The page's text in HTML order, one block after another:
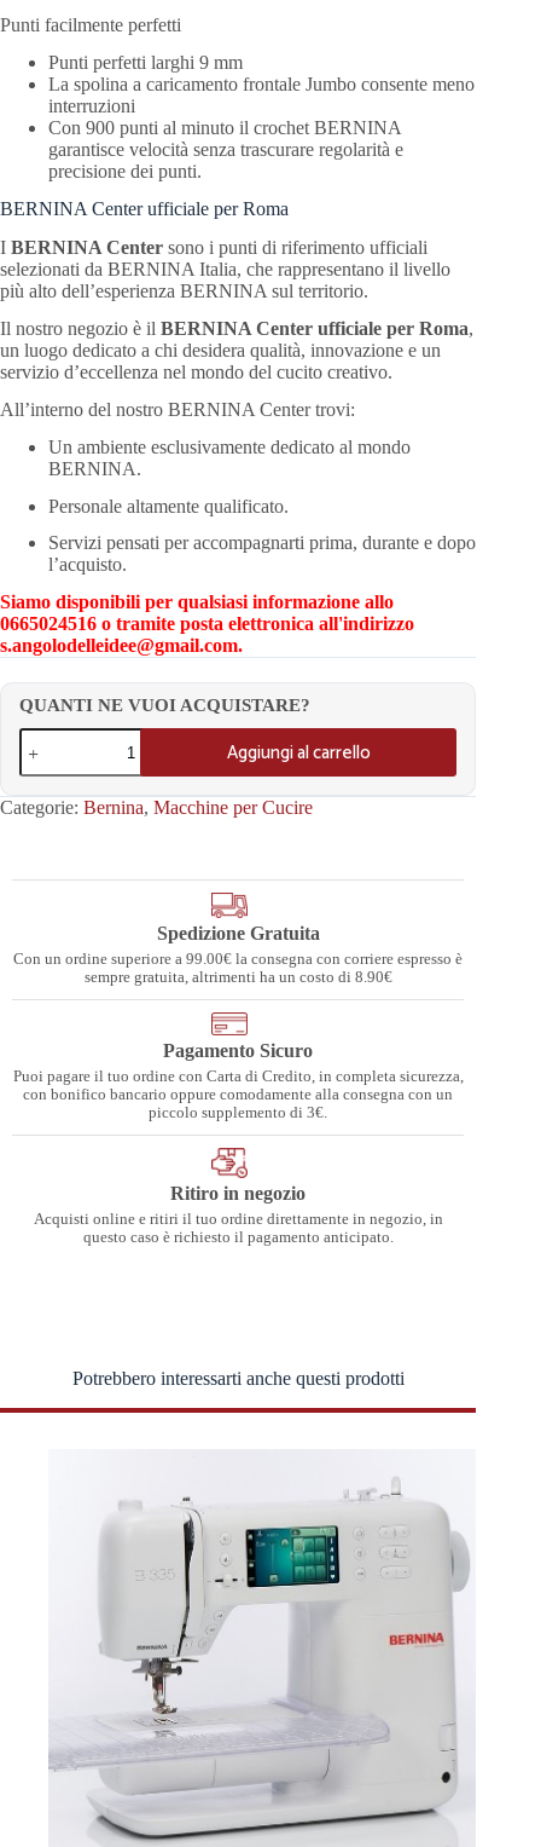
Punti facilmente perfetti
Punti perfetti larghi 9 mm
La spolina a caricamento frontale Jumbo consente meno
interruzioni
Con 900 punti al minuto il crochet BERNINA
garantisce velocità senza trascurare regolarità e
precisione dei punti.
BERNINA Center ufficiale per Roma
I BERNINA Center sono i punti di riferimento ufficiali
selezionati da BERNINA Italia, che rappresentano il livello
più alto dell’esperienza BERNINA sul territorio.
Il nostro negozio è il BERNINA Center ufficiale per Roma,
un luogo dedicato a chi desidera qualità, innovazione e un
servizio d’eccellenza nel mondo del cucito creativo.
All’interno del nostro BERNINA Center trovi:
Un ambiente esclusivamente dedicato al mondo
BERNINA.
Personale altamente qualificato.
Servizi pensati per accompagnarti prima, durante e dopo
l’acquisto.
Siamo disponibili per qualsiasi informazione allo
0665024516 o tramite posta elettronica all'indirizzo
s.angolodelleidee@gmail.com.
QUANTI NE VUOI ACQUISTARE?
Aggiungi al carrello
Categorie: Bernina, Macchine per Cucire
Spedizione Gratuita
Con un ordine superiore a 99.00€ la consegna con corriere espresso è
sempre gratuita, altrimenti ha un costo di 8.90€
Pagamento Sicuro
Puoi pagare il tuo ordine con Carta di Credito, in completa sicurezza,
con bonifico bancario oppure comodamente alla consegna con un
piccolo supplemento di 3€.
Ritiro in negozio
Acquisti online e ritiri il tuo ordine direttamente in negozio, in
questo caso è richiesto il pagamento anticipato.
Potrebbero interessarti anche questi prodotti